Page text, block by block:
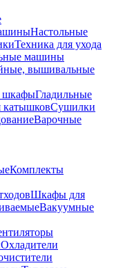
Настольные
Техника для ухода
машины
вышивальные
шкафыГладильные
катышковСушилки
Варочные
Комплекты
Шкафы для
Вакуумные
Охладители